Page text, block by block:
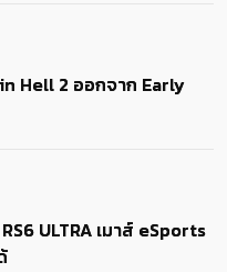
Hell 2 ออกจาก Early
ULTRA เมาส์ eSports